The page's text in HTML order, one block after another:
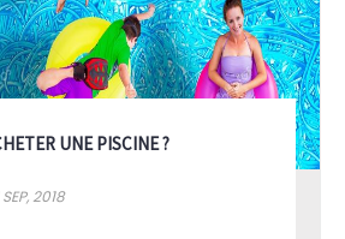
UNE PISCINE ?
SEP, 2018